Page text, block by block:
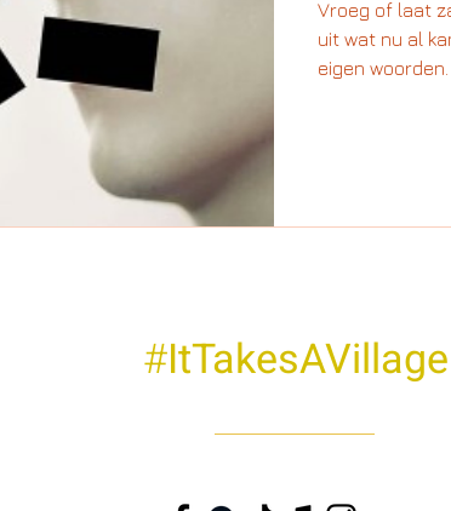
Vroeg of laat
uit wat nu al
eigen woorden.
#ItTakesAVillage